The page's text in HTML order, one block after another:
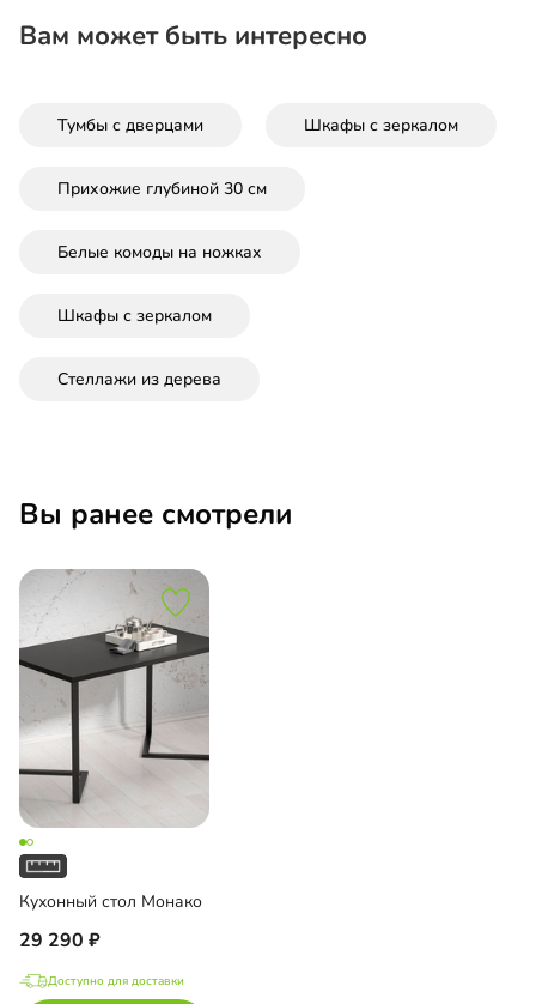
Вам может быть интересно
Тумбы с дверцами Шкафы с зеркалом
Прихожие глубиной 30 см
Белые комоды на ножках
Шкафы с зеркалом
Стеллажи из дерева
Вы ранее смотрели
Кухонный стол Монако
29 290
Доступно для доставки